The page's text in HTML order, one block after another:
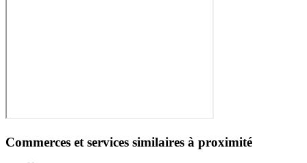
Commerces et services similaires à proximité